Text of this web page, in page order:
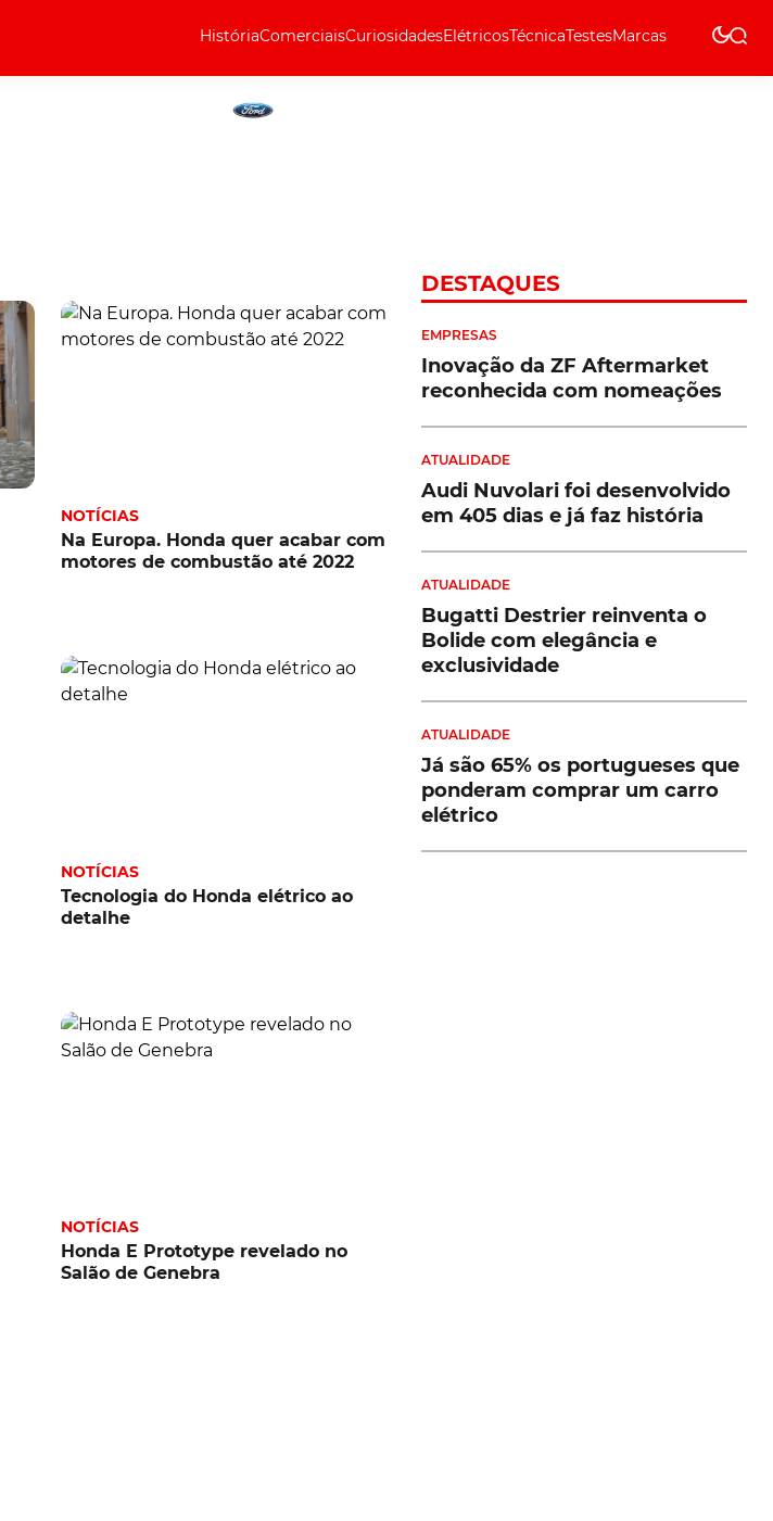
HistóriaComerciaisCuriosidadesElétricosTécnicaTestesMarcas
NOTÍCIAS
Na Europa. Honda quer acabar com
motores de combustão até 2022
NOTÍCIAS
Tecnologia do Honda elétrico ao
detalhe
NOTÍCIAS
Honda E Prototype revelado no
Salão de Genebra
DESTAQUES
EMPRESAS
Inovação da ZF Aftermarket
reconhecida com nomeações
ATUALIDADE
Audi Nuvolari foi desenvolvido
em 405 dias e já faz história
ATUALIDADE
Bugatti Destrier reinventa o
Bolide com elegância e
exclusividade
ATUALIDADE
Já são 65% os portugueses que
ponderam comprar um carro
elétrico